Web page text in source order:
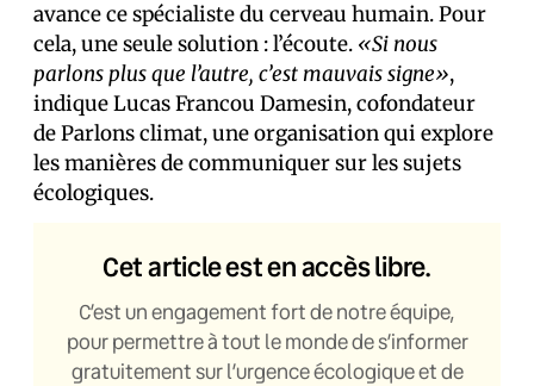
avance ce spécialiste du cerveau humain. Pour
cela, une seule solution : l’écoute. «Si nous
parlons plus que l’autre, c’est mauvais signe»,
indique Lucas Francou Damesin, cofondateur
de Parlons climat, une organisation qui explore
les manières de communiquer sur les sujets
écologiques.
Cet article est en accès libre.
C’est un engagement fort de notre équipe,
pour permettre à tout le monde de s’informer
gratuitement sur l’urgence écologique et de